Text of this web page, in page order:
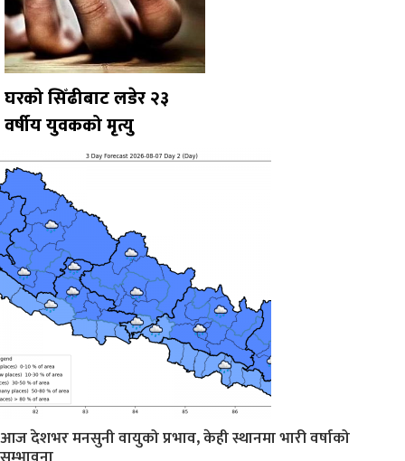
घरको सिँढीबाट लडेर २३
वर्षीय युवकको मृत्यु
आज देशभर मनसुनी वायुको प्रभाव, केही स्थानमा भारी वर्षाको